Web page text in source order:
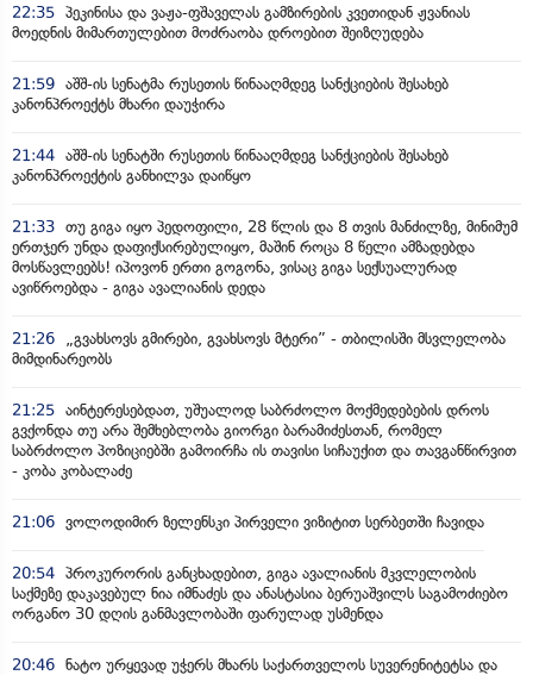
22:35 პეკინისა და ვაჟა-ფშაველას გამზირების კვეთიდან ჟვანიას
მოედნის მიმართულებით მოძრაობა დროებით შეიზღუდება
21:59 აშშ-ის სენატმა რუსეთის წინააღმდეგ სანქციების შესახებ
კანონპროექტს მხარი დაუჭირა
21:44 აშშ-ის სენატში რუსეთის წინააღმდეგ სანქციების შესახებ
კანონპროექტის განხილვა დაიწყო
21:33 თუ გიგა იყო პედოფილი, 28 წლის და 8 თვის მანძილზე, მინიმუმ
ერთჯერ უნდა დაფიქსირებულიყო, მაშინ როცა 8 წელი ამზადებდა
მოსწავლეებს! იპოვონ ერთი გოგონა, ვისაც გიგა სექსუალურად
ავიწროებდა - გიგა ავალიანის დედა
21:26
„გვახსოვს გმირები, გვახსოვს მტერი” - თბილისში მსვლელობა
მიმდინარეობს
21:25 აინტერესებდათ, უშუალოდ საბრძოლო მოქმედებების დროს
გვქონდა თუ არა შემხებლობა გიორგი ბარამიძესთან, რომელ
საბრძოლო პოზიციებში გამოირჩა ის თავისი სიჩაუქით და თავგანწირვით
- კობა კობალაძე
21:06 ვოლოდიმირ ზელენსკი პირველი ვიზიტით სერბეთში ჩავიდა
20:54 პროკურორის განცხადებით, გიგა ავალიანის მკვლელობის
საქმეზე დაკავებულ ნია იმნაძეს და ანასტასია ბერუაშვილს საგამოძიებო
ორგანო 30 დღის განმავლობაში ფარულად უსმენდა
20:46 ნატო ურყევად უჭერს მხარს საქართველოს სუვერენიტეტსა და